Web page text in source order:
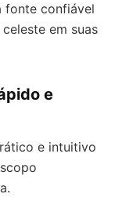
fonte confiável
em suas
e
e intuitivo